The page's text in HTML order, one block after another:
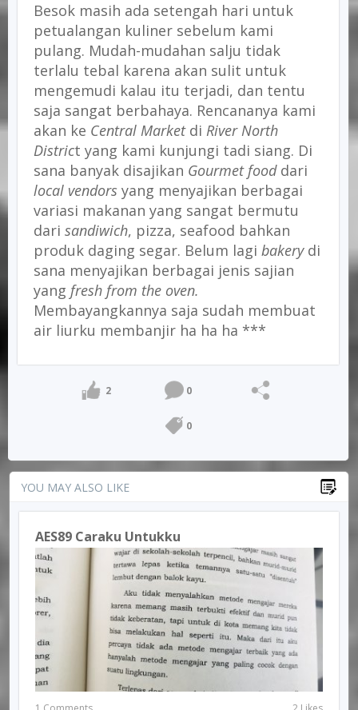
Besok masih ada setengah hari untuk
petualangan kuliner sebelum kami
pulang. Mudah-mudahan salju tidak
terlalu tebal karena akan sulit untuk
mengemudi kalau itu terjadi, dan tentu
saja sangat berbahaya. Rencananya kami
akan ke Central Marketdi River North
District yang kami kunjungi tadi siang. Di
sana banyak disajikan Gourmet food dari
local vendors yang menyajikan berbagai
variasi makanan yang sangat bermutu
dari sandiwich, pizza, seafood bahkan
produk daging segar. Belum lagi bakerydi
sana menyajikan berbagai jenis sajian
yang fresh from the oven.
Membayangkannya saja sudah membuat
air liurku membanjir ha ha ha ***
2 0
0
YOU MAY ALSO LIKE
AES89 Caraku Untukku